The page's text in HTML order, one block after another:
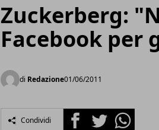
Zuckerberg:
Facebook per
di Redazione01/06/2011
Condividi FacebookTwitterWhatsapp